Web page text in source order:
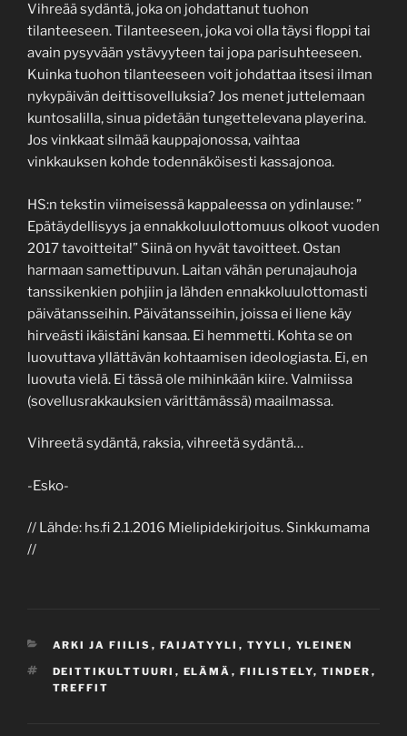
Vihreää sydäntä, joka on johdattanut tuohon
tilanteeseen. Tilanteeseen, joka voi olla täysi floppi tai
avain pysyvään ystävyyteen tai jopa parisuhteeseen.
Kuinka tuohon tilanteeseen voit johdattaa itsesi ilman
nykypäivän deittisovelluksia? Jos menet juttelemaan
kuntosalilla, sinua pidetään tungettelevana playerina.
Jos vinkkaat silmää kauppajonossa, vaihtaa
vinkkauksen kohde todennäköisesti kassajonoa.
HS:n tekstin viimeisessä kappaleessa on ydinlause: ”
Epätäydellisyys ja ennakkoluulottomuus olkoot vuoden
2017 tavoitteita!” Siinä on hyvät tavoitteet. Ostan
harmaan samettipuvun. Laitan vähän perunajauhoja
tanssikenkien pohjiin ja lähden ennakkoluulottomasti
päivätansseihin. Päivätansseihin, joissa ei liene käy
hirveästi ikäistäni kansaa. Ei hemmetti. Kohta se on
luovuttava yllättävän kohtaamisen ideologiasta. Ei, en
luovuta vielä. Ei tässä ole mihinkään kiire. Valmiissa
(sovellusrakkauksien värittämässä) maailmassa.
Vihreetä sydäntä, raksia, vihreetä sydäntä…
-Esko-
// Lähde: hs.fi 2.1.2016 Mielipidekirjoitus. Sinkkumama
//
CATEGORIES
ARKI JA FIILIS , FAIJATYYLI , TYYLI , YLEINEN
TAGS
DEITTIKULTTUURI , ELÄMÄ , FIILISTELY, TINDER ,
TREFFIT